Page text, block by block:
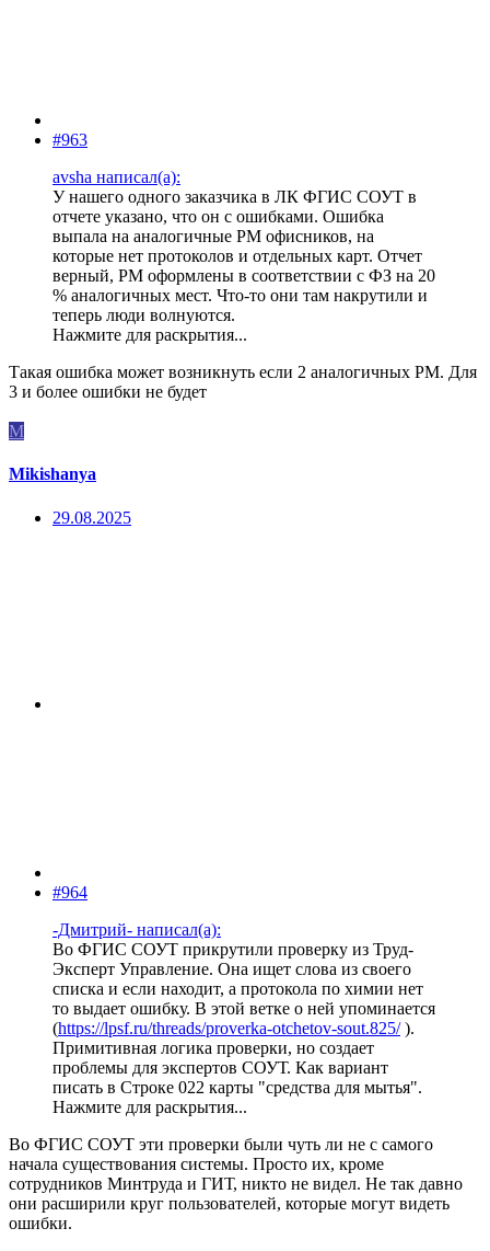
#963
avsha написал(а):
У нашего одного заказчика в ЛК ФГИС СОУТ в
отчете указано, что он с ошибками. Ошибка
выпала на аналогичные РМ офисников, на
которые нет протоколов и отдельных карт. Отчет
верный, РМ оформлены в соответствии с ФЗ на 20
% аналогичных мест. Что-то они там накрутили и
теперь люди волнуются.
Нажмите для раскрытия...
Такая ошибка может возникнуть если 2 аналогичных РМ. Для
3 и более ошибки не будет
M
Mikishanya
29.08.2025
#964
-Дмитрий- написал(а):
Во ФГИС СОУТ прикрутили проверку из Труд-
Эксперт Управление. Она ищет слова из своего
списка и если находит, а протокола по химии нет
то выдает ошибку. В этой ветке о ней упоминается
(https://lpsf.ru/threads/proverka-otchetov-sout.825/).
Примитивная логика проверки, но создает
проблемы для экспертов СОУТ. Как вариант
писать в Строке 022 карты "средства для мытья".
Нажмите для раскрытия...
Во ФГИС СОУТ эти проверки были чуть ли не с самого
начала существования системы. Просто их, кроме
сотрудников Минтруда и ГИТ, никто не видел. Не так давно
они расширили круг пользователей, которые могут видеть
ошибки.